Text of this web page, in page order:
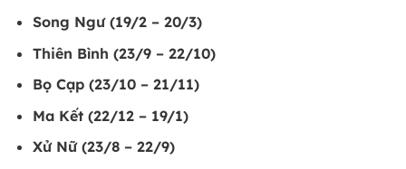
Song Ngư (19/2 – 20/3)
Thiên Bình (23/9 – 22/10)
Bọ Cạp (23/10 – 21/11)
Ma Kết (22/12 – 19/1)
Xử Nữ (23/8 – 22/9)